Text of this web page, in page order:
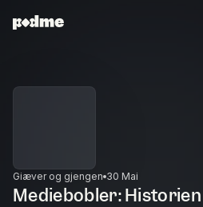
Giæver og gjengen 30 Mai
Mediebobler: